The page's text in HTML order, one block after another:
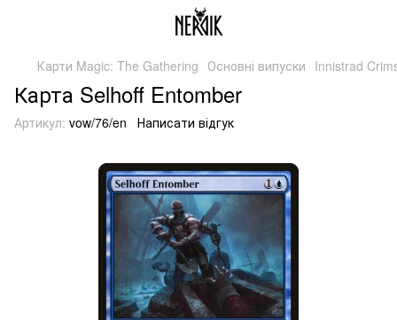
Карти Magic: The Gathering Основні випуски Innistrad
Карта Selhoff Entomber
Артикул: vow/76/en Написати відгук